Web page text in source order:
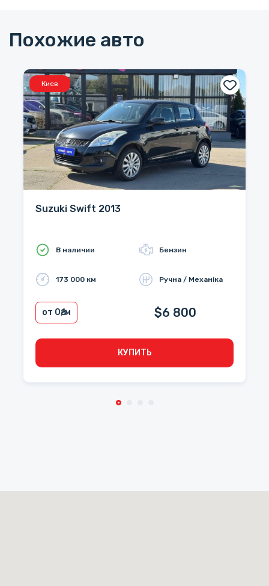
Похожие авто
Киев
Suzuki Swift 2013
В наличии Бензин
173 000 км Ручна / Механіка
от 0₴/м $6 800
КУПИТЬ